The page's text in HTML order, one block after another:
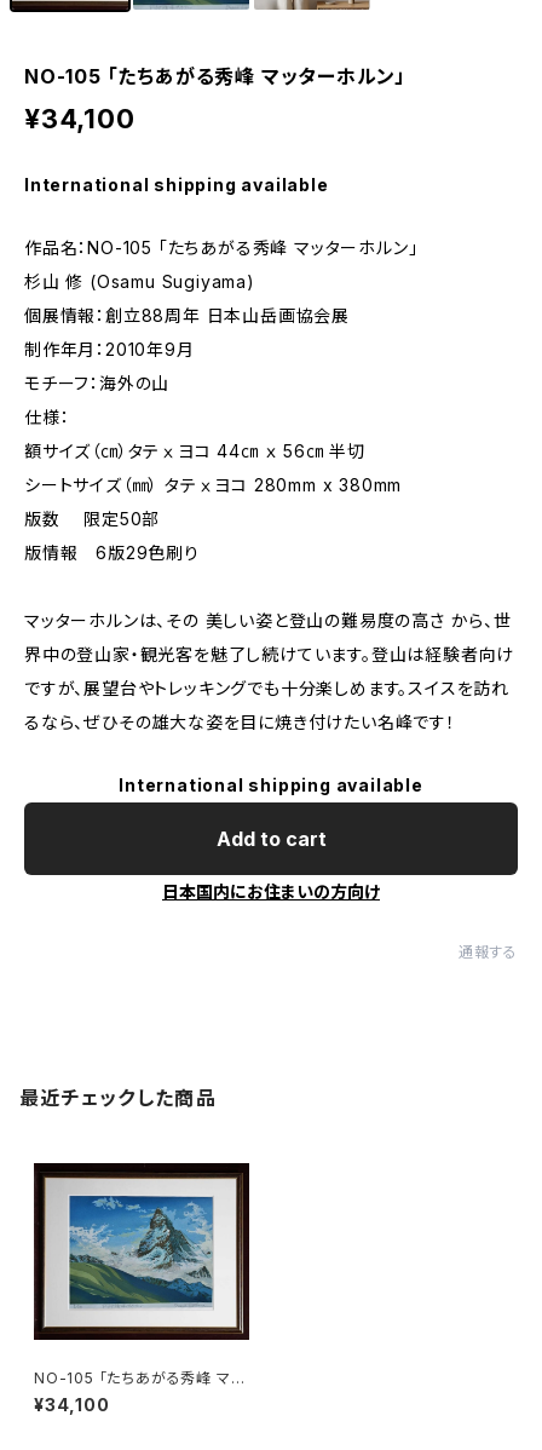
NO-105 「たちあがる秀峰 マッターホルン」
¥34,100
International shipping available
作品名：NO-105 「たちあがる秀峰 マッターホルン」
杉山 修 (Osamu Sugiyama)
個展情報：創立88周年 日本山岳画協会展
制作年月：2010年9月
モチーフ：海外の山
仕様：
額サイズ（㎝）タテⅹヨコ 44㎝ ｘ 56㎝ 半切
シートサイズ（㎜） タテⅹヨコ 280mm x 380mm
版数 限定50部
版情報 6版29色刷り
マッターホルンは、その 美しい姿と登山の難易度の高さ から、世
界中の登山家・観光客を魅了し続けています。登山は経験者向け
ですが、展望台やトレッキングでも十分楽しめます。スイスを訪れ
るなら、ぜひその雄大な姿を目に焼き付けたい名峰です！
International shipping available
Add to cart
日本国内にお住まいの方向け
通報する
最近チェックした商品
NO-105 「たちあがる秀峰 マッ
ターホルン」
¥34,100